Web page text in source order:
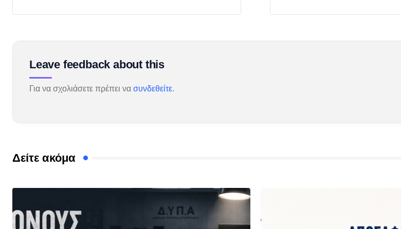
Leave feedback about this
Για να σχολιάσετε πρέπει να συνδεθείτε.
Δείτε ακόμα